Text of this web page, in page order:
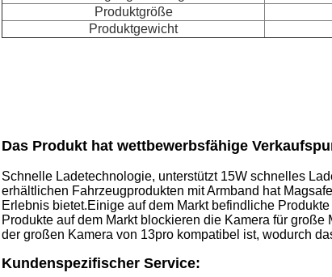
Produktgröße
Produktgewicht
Das Produkt hat wettbewerbsfähige
Schnelle Ladetechnologie, unterstützt 15W schnelles
erhältlichen Fahrzeugprodukten mit Armband hat
Erlebnis bietet.Einige auf dem Markt befindliche
Produkte auf dem Markt blockieren die Kamera für
der großen Kamera von 13pro kompatibel ist, wodurch
Kundenspezifischer Service: